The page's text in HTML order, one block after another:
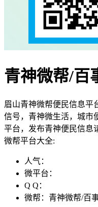
青神微帮/百
眉山青神微帮便民信息平
信号，青神微生活，城市
平台，发布青神便民信息
微帮平台大全:
人气：
微平台：
Q Q：
微帮：青神微帮/百